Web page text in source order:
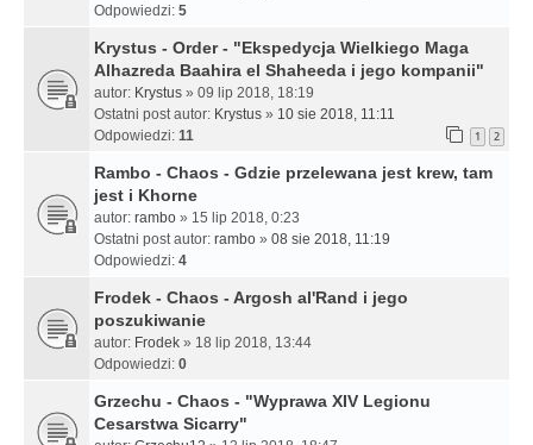
Odpowiedzi: 5
Krystus - Order - "Ekspedycja Wielkiego Maga
Alhazreda Baahira el Shaheeda i jego kompanii"
autor: Krystus » 09 lip 2018, 18:19
Ostatni post autor: Krystus » 10 sie 2018, 11:11
Odpowiedzi: 11 1 2
Rambo - Chaos - Gdzie przelewana jest krew, tam
jest i Khorne
autor: rambo » 15 lip 2018, 0:23
Ostatni post autor: rambo » 08 sie 2018, 11:19
Odpowiedzi: 4
Frodek - Chaos - Argosh al'Rand i jego
poszukiwanie
autor: Frodek » 18 lip 2018, 13:44
Odpowiedzi: 0
Grzechu - Chaos - "Wyprawa XIV Legionu
Cesarstwa Sicarry"